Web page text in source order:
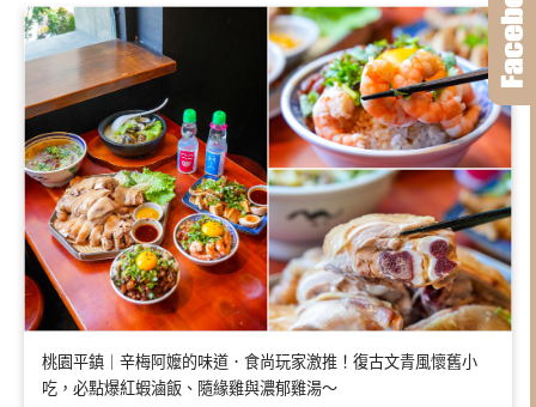
桃園平鎮｜辛梅阿嬤的味道．食尚玩家激推！復古文青風懷舊小
吃，必點爆紅蝦滷飯、隨緣雞與濃郁雞湯～